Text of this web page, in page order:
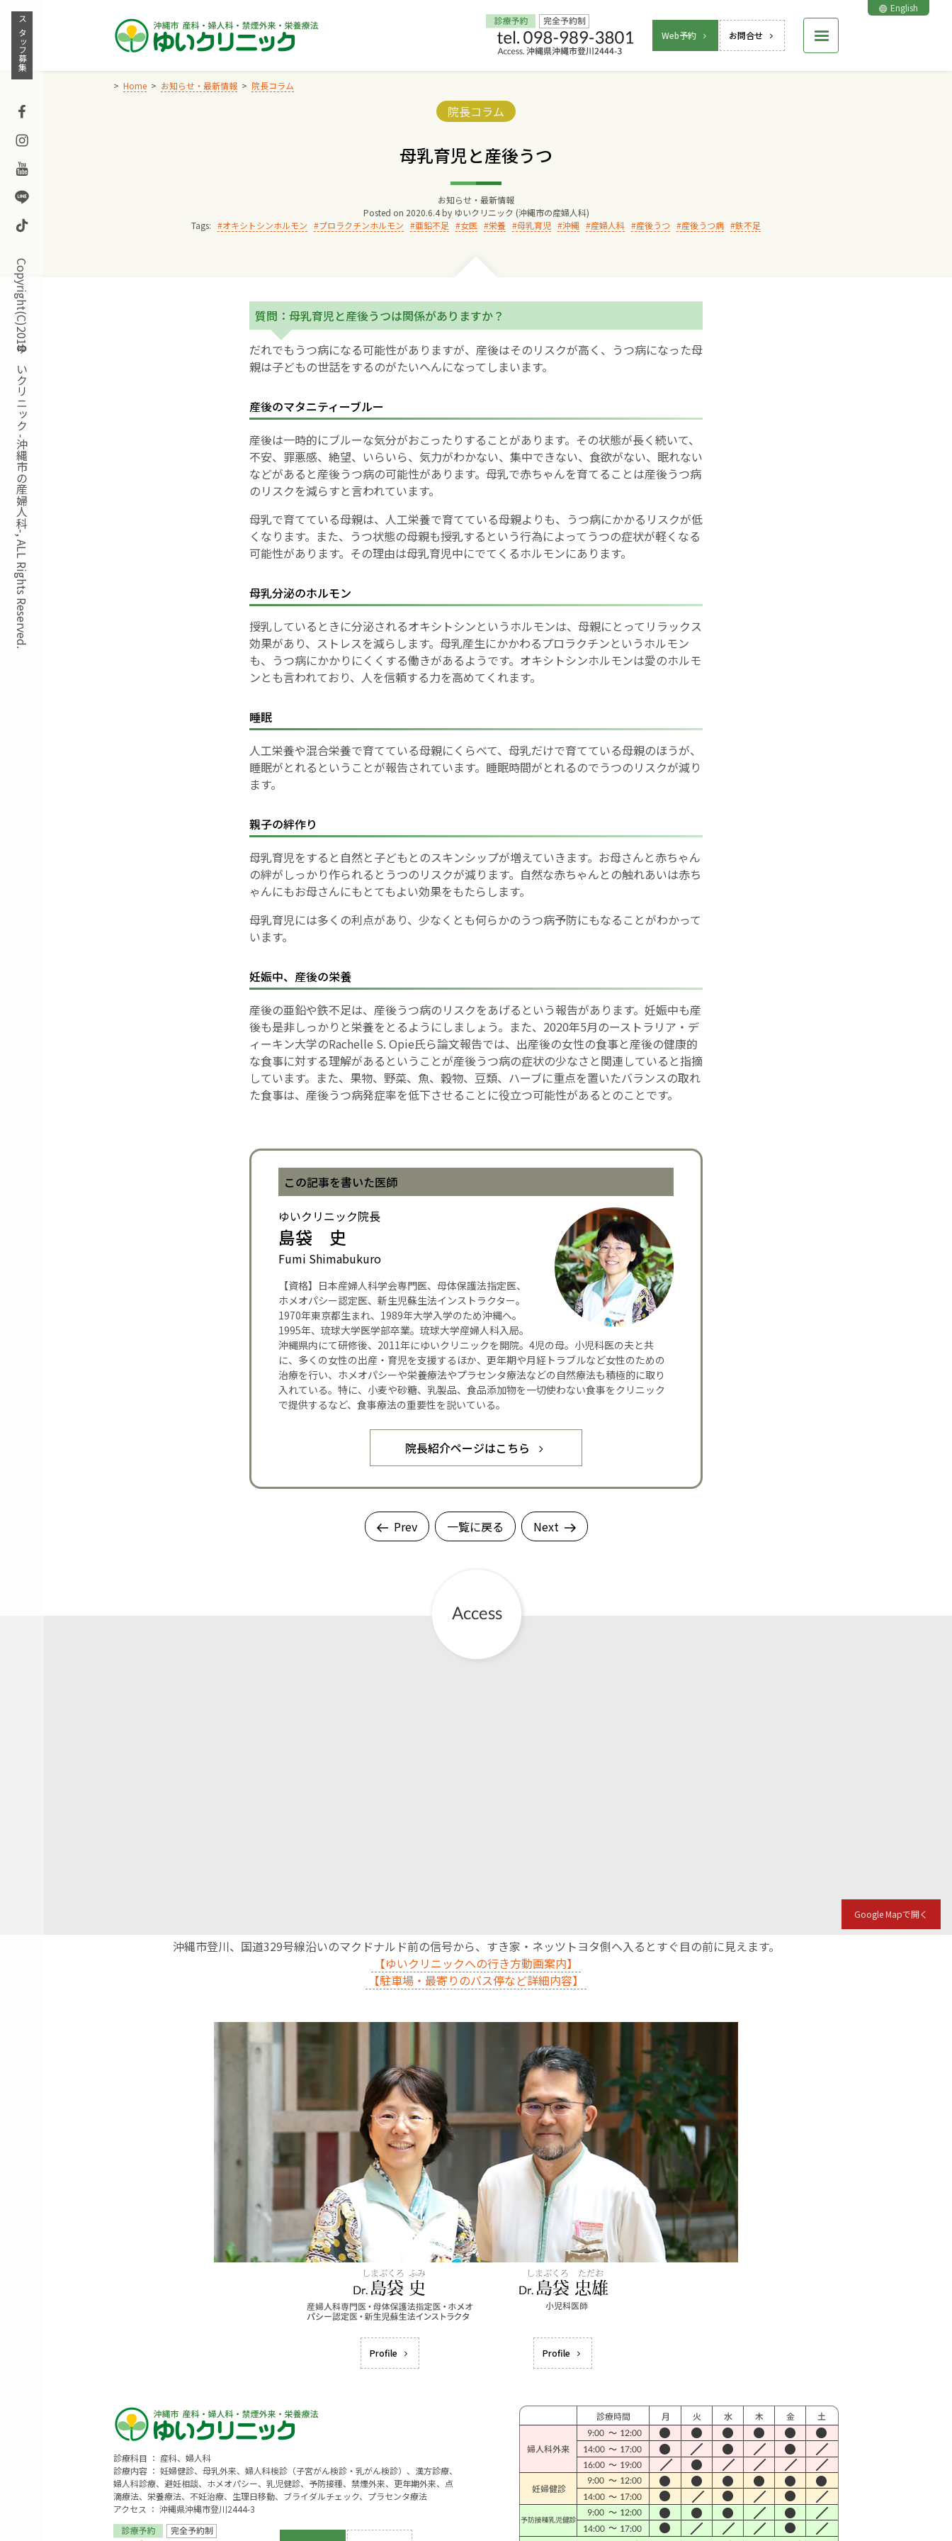
Skip
content
Web予約 お問合せ
English
スタッフ募集
Facebook
Instagram
Youtube
Line
TikTok
Copyright(C)2018ゆいクリニック -沖縄市の産婦人科-, ALL Rights Reserved.
Home お知らせ・最新情報 院長コラム
Categories:
院長コラム
母乳育児と産後うつ
お知らせ・最新情報
Posted on 2020.6.4 by ゆいクリニック (沖縄市の産婦人科)
Tags:
オキシトシンホルモン プロラクチンホルモン 亜鉛不足 女医 栄養 母乳育児 沖縄 産婦人科 産後うつ 産後うつ病 鉄不足
質問：母乳育児と産後うつは関係がありますか？
だれでもうつ病になる可能性がありますが、産後はそのリスクが高く、うつ病になった母
親は子どもの世話をするのがたいへんになってしまいます。
産後のマタニティーブルー
産後は一時的にブルーな気分がおこったりすることがあります。その状態が長く続いて、
不安、罪悪感、絶望、いらいら、気力がわかない、集中できない、食欲がない、眠れない
などがあると産後うつ病の可能性があります。母乳で赤ちゃんを育てることは産後うつ病
のリスクを減らすと言われています。
母乳で育てている母親は、人工栄養で育てている母親よりも、うつ病にかかるリスクが低
くなります。また、うつ状態の母親も授乳するという行為によってうつの症状が軽くなる
可能性があります。その理由は母乳育児中にでてくるホルモンにあります。
母乳分泌のホルモン
授乳しているときに分泌されるオキシトシンというホルモンは、母親にとってリラックス
効果があり、ストレスを減らします。母乳産生にかかわるプロラクチンというホルモン
も、うつ病にかかりにくくする働きがあるようです。オキシトシンホルモンは愛のホルモ
ンとも言われており、人を信頼する力を高めてくれます。
睡眠
人工栄養や混合栄養で育てている母親にくらべて、母乳だけで育てている母親のほうが、
睡眠がとれるということが報告されています。睡眠時間がとれるのでうつのリスクが減り
ます。
親子の絆作り
母乳育児をすると自然と子どもとのスキンシップが増えていきます。お母さんと赤ちゃん
の絆がしっかり作られるとうつのリスクが減ります。自然な赤ちゃんとの触れあいは赤ち
ゃんにもお母さんにもとてもよい効果をもたらします。
母乳育児には多くの利点があり、少なくとも何らかのうつ病予防にもなることがわかって
います。
妊娠中、産後の栄養
産後の亜鉛や鉄不足は、産後うつ病のリスクをあげるという報告があります。妊娠中も産
後も是非しっかりと栄養をとるようにしましょう。また、2020年5月のーストラリア・デ
ィーキン大学のRachelle S. Opie氏ら論文報告では、出産後の女性の食事と産後の健康的
な食事に対する理解があるということが産後うつ病の症状の少なさと関連していると指摘
しています。また、果物、野菜、魚、穀物、豆類、ハーブに重点を置いたバランスの取れ
た食事は、産後うつ病発症率を低下させることに役立つ可能性があるとのことです。
この記事を書いた医師
ゆいクリニック院長
島袋 史
Fumi Shimabukuro
【資格】日本産婦人科学会専門医、母体保護法指定医、
ホメオパシー認定医、新生児蘇生法インストラクター。
1970年東京都生まれ、1989年大学入学のため沖縄へ。
1995年、琉球大学医学部卒業。琉球大学産婦人科入局。
沖縄県内にて研修後、2011年にゆいクリニックを開院。4児の母。小児科医の夫と共
に、多くの女性の出産・育児を支援するほか、更年期や月経トラブルなど女性のための
治療を行い、ホメオパシーや栄養療法やプラセンタ療法などの自然療法も積極的に取り
入れている。特に、小麦や砂糖、乳製品、食品添加物を一切使わない食事をクリニック
で提供するなど、食事療法の重要性を説いている。
院長紹介ページはこちら
Prev 一覧に戻る Next
Google Mapで開く
沖縄市登川、国道329号線沿いのマクドナルド前の信号から、すき家・ネッツトヨタ側へ入るとすぐ目の前に見えます。
【ゆいクリニックへの行き方動画案内】
【駐車場・最寄りのバス停など詳細内容】
Profile Profile
診療科目 ： 産科、婦人科
診療内容 ： 妊婦健診、母乳外来、婦人科検診（子宮がん検診・乳がん検診）、漢方診療、
婦人科診療、避妊相談、ホメオパシー、乳児健診、予防接種、禁煙外来、更年期外来、点
滴療法、栄養療法、不妊治療、生理日移動、ブライダルチェック、プラセンタ療法
アクセス ： 沖縄県沖縄市登川2444-3
Home
交通アクセス
院長からのごあいさつ
ゆいクリニックの経営理念
診療料金
妊婦健診
お産について
予防接種
‘さんルーム’ でさまざまな講座・クラス
医師プロフィール
English Page